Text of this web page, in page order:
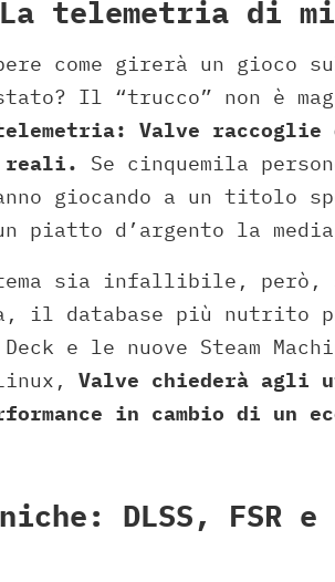
telemetria di
come girerà un gioco
Il “trucco” non è
Valve
reali.
Se cinquemila
giocando a un titolo
piatto d’argento la
sia infallibile, però,
il database più nutrito
Deck e le nuove Steam
Valve chiederà agli
in cambio di un
DLSS, FSR